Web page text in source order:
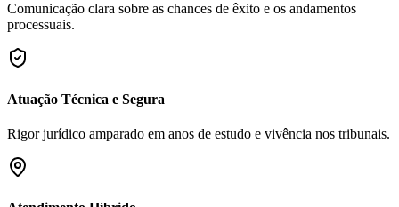
Comunicação clara sobre as chances de êxito e os andamentos
processuais.
Atuação Técnica e Segura
Rigor jurídico amparado em anos de estudo e vivência nos tribunais.